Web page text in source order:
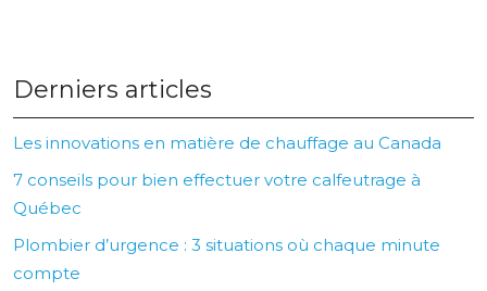
Derniers articles
Les innovations en matière de chauffage au Canada
7 conseils pour bien effectuer votre calfeutrage à
Québec
Plombier d’urgence : 3 situations où chaque minute
compte